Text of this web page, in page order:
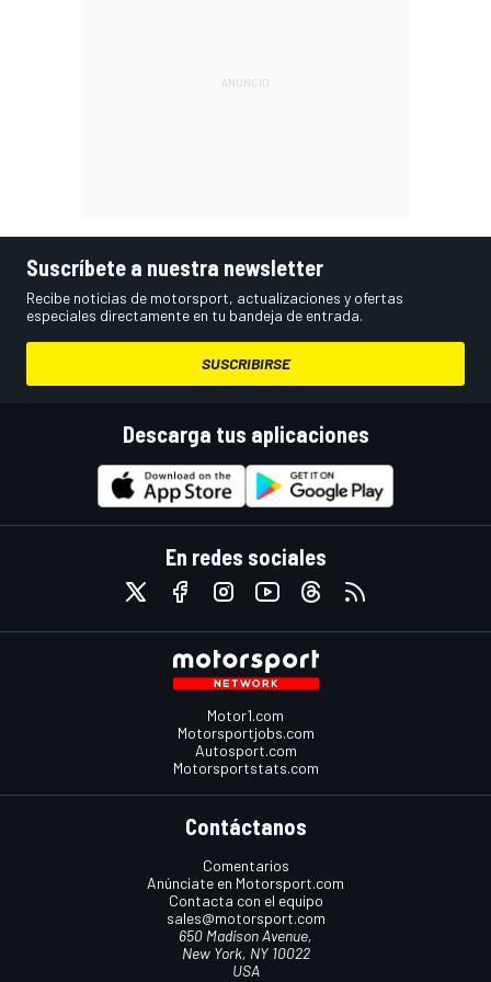
Suscríbete a nuestra newsletter
Recibe noticias de motorsport, actualizaciones y ofertas
especiales directamente en tu bandeja de entrada.
SUSCRIBIRSE
Descarga tus aplicaciones
En redes sociales
Motor1.com
Motorsportjobs.com
Autosport.com
Motorsportstats.com
Contáctanos
Comentarios
Anúnciate en Motorsport.com
Contacta con el equipo
sales@motorsport.com
650 Madison Avenue,
New York, NY 10022
USA